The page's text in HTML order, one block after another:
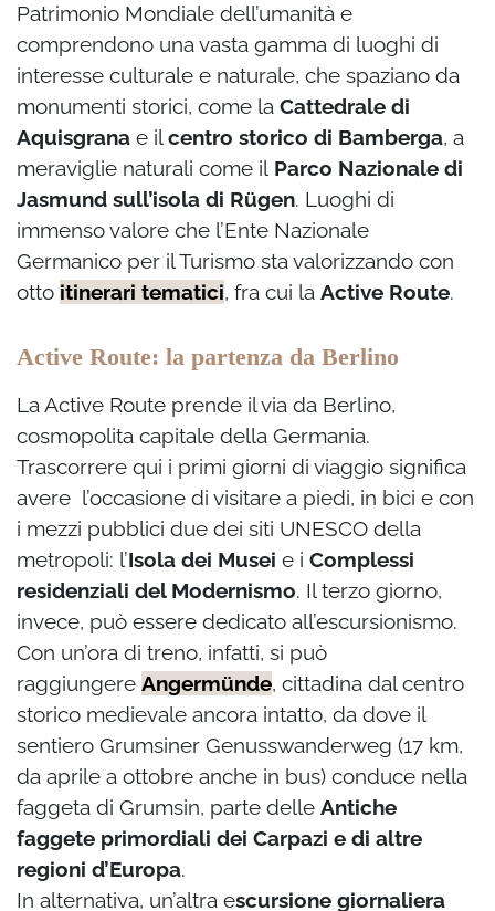
Patrimonio Mondiale dell’umanità e
comprendono una vasta gamma di luoghi di
interesse culturale e naturale, che spaziano da
monumenti storici, come la Cattedrale di
Aquisgrana e ilcentro storico di Bamberga, a
meraviglie naturali come il Parco Nazionale di
Jasmund sull’isola di Rügen. Luoghi di
immenso valore che l’Ente Nazionale
Germanico per il Turismo sta valorizzando con
otto itinerari tematici, fra cui la Active Route.
Active Route: la partenza da Berlino
La Active Route prende il via da Berlino,
cosmopolita capitale della Germania.
Trascorrere qui i primi giorni di viaggio significa
avere l’occasione di visitare a piedi, in bici e con
i mezzi pubblici due dei siti UNESCO della
metropoli: l’Isola dei Musei e i Complessi
residenziali del Modernismo. Il terzo giorno,
invece, può essere dedicato all’escur­sionismo.
Con un’ora di treno, infatti, si può
raggiungere Angermünde, cittadina dal centro
storico medievale ancora intatto, da dove il
sentiero Grumsiner Genusswander­weg (17 km,
da aprile a ottobre anche in bus) conduce nella
faggeta di Grumsin, parte delle Antiche
faggete primordiali dei Carpazi e di altre
regioni d’Europa.
In alternativa, un’altra escursione giornaliera